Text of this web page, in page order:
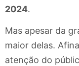
2024.
Mas apesar da
maior delas.
atenção do